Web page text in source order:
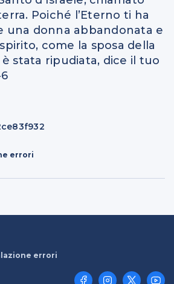
Poiché l’Eterno ti ha
una donna abbandonata e
come la sposa della
stata ripudiata, dice il tuo
errori
errori